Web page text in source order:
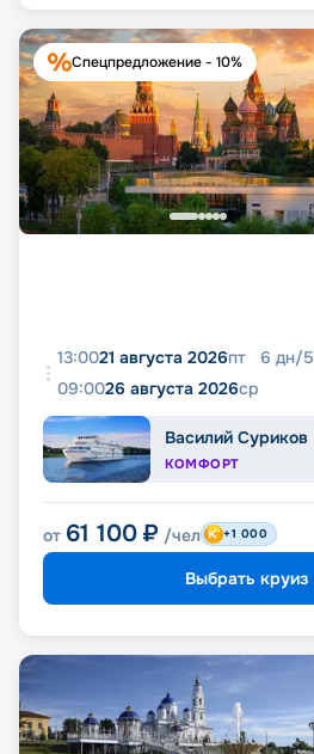
Спецпредложение - 10%
13:0021 августа 2026пт 6 дн/5
09:0026 августа 2026ср
Василий Суриков
КОМФОРТ
от 61 100 ₽ /чел +1 000
Выбрать круиз